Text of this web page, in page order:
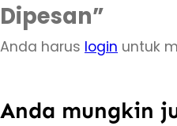
Dipesan”
Anda harus login untuk
Anda mungkin